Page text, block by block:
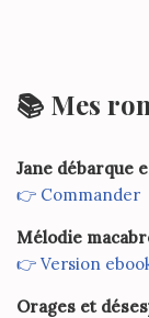
📚 Mes
Jane débarque
👉 Commander
Mélodie
👉 Version
Orages et